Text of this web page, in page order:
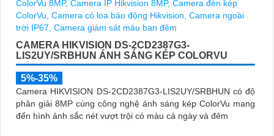
CAMERA HIKVISION DS-2CD2387G3-
LIS2UY/SRBHUN ÁNH SÁNG KÉP COLORVU
5%-35%
Camera HIKVISION DS-2CD2387G3-LIS2UY/SRBHUN có độ
phân giải 8MP cùng công nghệ ánh sáng kép ColorVu mang
đến hình ảnh sắc nét vượt trội có màu cả ngày và đêm